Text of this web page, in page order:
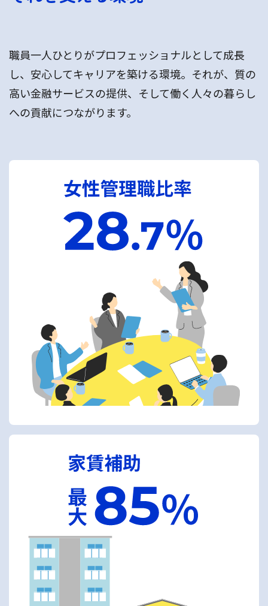
職員一人ひとりがプロフェッショナルとして成長
し、安心してキャリアを築ける環境。それが、質の
高い金融サービスの提供、そして働く人々の暮らし
への貢献につながります。